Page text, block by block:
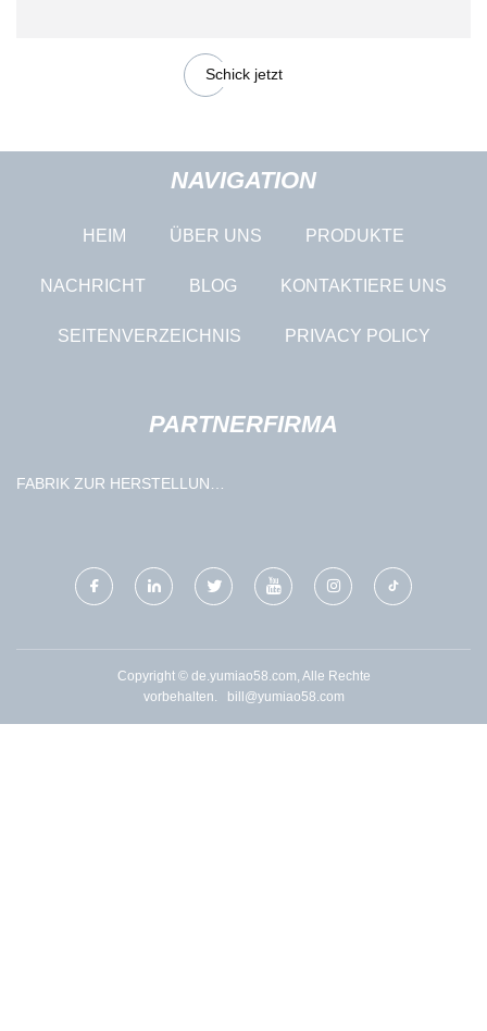
Schick jetzt
NAVIGATION
HEIM ÜBER UNS PRODUKTE
NACHRICHT BLOG KONTAKTIERE UNS
SEITENVERZEICHNIS PRIVACY POLICY
PARTNERFIRMA
FABRIK ZUR HERSTELLUNG
Copyright © de.yumiao58.com, Alle Rechte
vorbehalten.
bill@yumiao58.com